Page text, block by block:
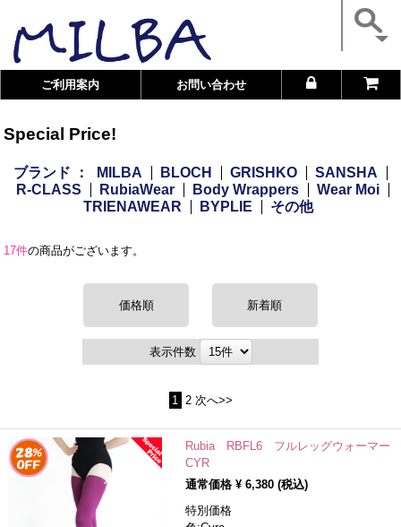
ご利用案内 お問い合わせ
Special Price!
ブランド ： MILBA BLOCH GRISHKO
SANSHA
R-CLASS
RubiaWear Body Wrappers
Wear Moi
TRIENAWEAR
BYPLIE その他
17件の商品がございます。
価格順 新着順
表示件数
1 2 次へ>>
Rubia RBFL6 フルレッグウォーマー
CYR
通常価格 ¥ 6,380(税込)
特別価格